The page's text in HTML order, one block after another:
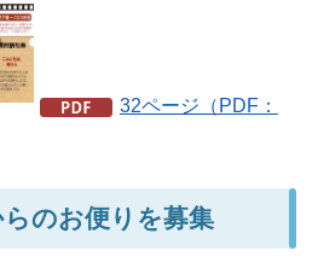
32ページ（PDF：
のお便りを募集